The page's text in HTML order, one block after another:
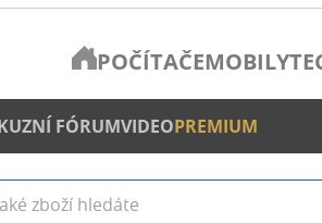
POČÍTAČEMOBILY
FÓRUMVIDEOPREMIUM